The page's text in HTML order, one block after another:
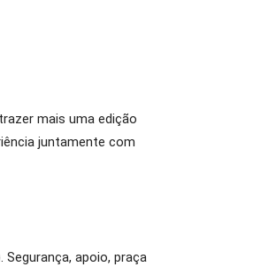
mais uma edição
juntamente com
apoio, praça